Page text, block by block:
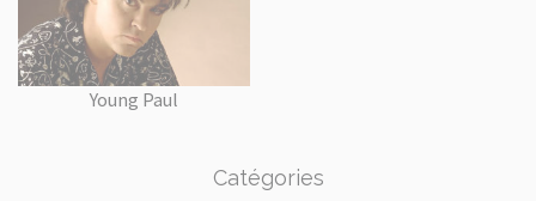
Young Paul
Catégories